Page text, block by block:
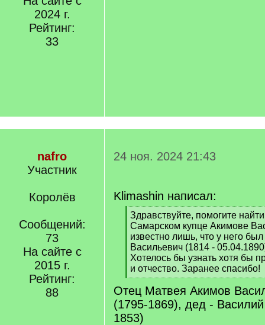
2024 г.
Рейтинг:
33
nafro
Участник
Королёв
Сообщений:
73
На сайте с
2015 г.
Рейтинг:
88
24 ноя. 2024 21:43
Klimashin написал:
[
q
]
Здравствуйте, помогите
Самарском купце Акимове
известно лишь, что у него
Васильевич (1814 -
Хотелось бы узнать хотя бы
и отчество. Заранее спасибо!
[
/
q
]
Отец Матвея Акимов
(1795-1869), дед -
1853)